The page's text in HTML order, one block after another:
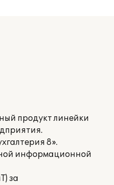
продукт линейки
8».
информационной
за